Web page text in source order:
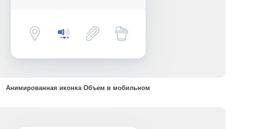
Анимированная иконка Объем в мобильном